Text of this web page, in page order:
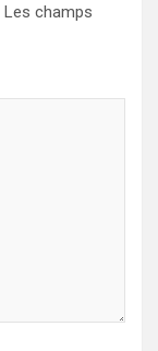
Les champs